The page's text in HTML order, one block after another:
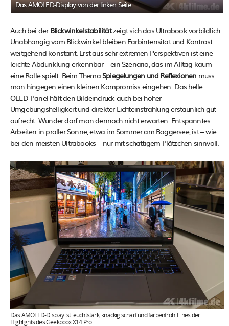
Das AMOLED-Display von der linken Seite.
Auch bei der Blickwinkelstabilitätzeigt sich das Ultrabook vorbildlich:
Unabhängig vom Blickwinkel bleiben Farbintensität und Kontrast
weitgehend konstant. Erst aus sehr extremen Perspektiven ist eine
leichte Abdunklung erkennbar – ein Szenario, das im Alltag kaum
eine Rolle spielt. Beim Thema Spiegelungen und Reflexionen muss
man hingegen einen kleinen Kompromiss eingehen. Das helle
OLED-Panel hält den Bildeindruck auch bei hoher
Umgebungshelligkeit und direkter Lichteinstrahlung erstaunlich gut
aufrecht. Wunder darf man dennoch nicht erwarten: Entspanntes
Arbeiten in praller Sonne, etwa im Sommer am Baggersee, ist – wie
bei den meisten Ultrabooks – nur mit schattigem Plätzchen sinnvoll.
Das AMOLED-Display ist leuchtstark, knackig scharf und farbenfroh. Eines der
Highlights des Geekboox X14 Pro.